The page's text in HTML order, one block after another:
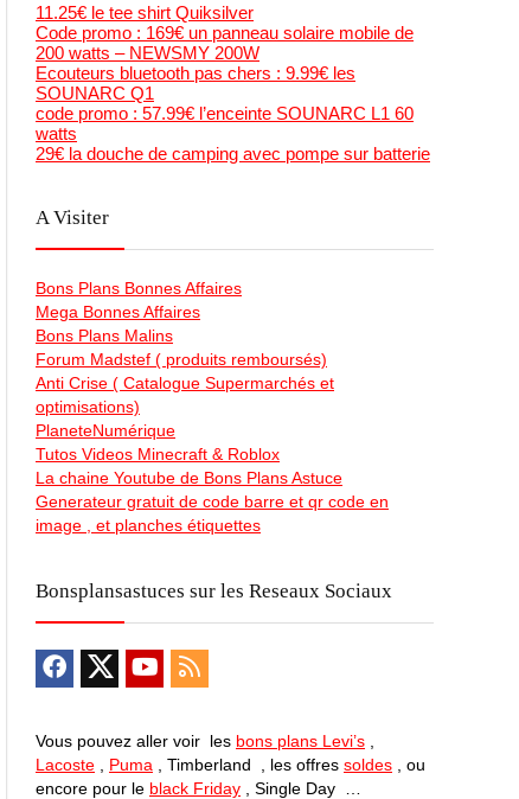
11.25€ le tee shirt Quiksilver
Code promo : 169€ un panneau solaire mobile de
200 watts – NEWSMY 200W
Ecouteurs bluetooth pas chers : 9.99€ les
SOUNARC Q1
code promo : 57.99€ l’enceinte SOUNARC L1 60
watts
29€ la douche de camping avec pompe sur batterie
A Visiter
Bons Plans Bonnes Affaires
Mega Bonnes Affaires
Bons Plans Malins
Forum Madstef ( produits remboursés)
Anti Crise ( Catalogue Supermarchés et
optimisations)
PlaneteNumérique
Tutos Videos Minecraft & Roblox
La chaine Youtube de Bons Plans Astuce
Generateur gratuit de code barre et qr code en
image , et planches étiquettes
Bonsplansastuces sur les Reseaux Sociaux
Vous pouvez aller voir les bons plans Levi’s
Lacoste
Puma , Timberland , les offres soldes , ou
encore pour le black Friday , Single Day …